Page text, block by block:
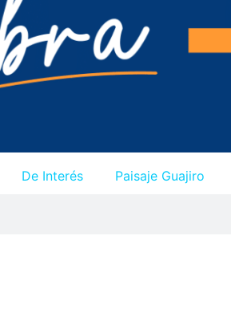
De Interés Paisaje Guajiro